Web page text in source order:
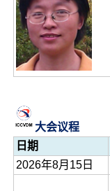
大会议程
日期
2026年8月15日